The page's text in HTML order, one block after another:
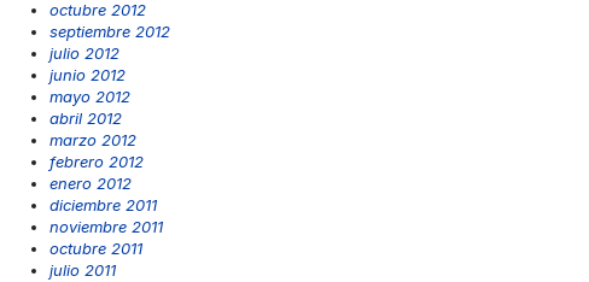
octubre 2012
septiembre 2012
julio 2012
junio 2012
mayo 2012
abril 2012
marzo 2012
febrero 2012
enero 2012
diciembre 2011
noviembre 2011
octubre 2011
julio 2011